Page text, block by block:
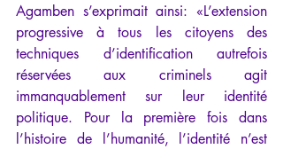
Agamben s’exprimait ainsi: «L’extension
progressive à tous les citoyens des
techniques d’identification autrefois
réservées aux criminels agit
immanquablement sur leur identité
politique. Pour la première fois dans
l’histoire de l’humanité, l’identité n’est